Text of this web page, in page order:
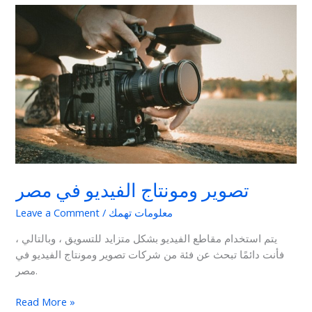
تصوير ومونتاج الفيديو في مصر
Leave a Comment / معلومات تهمك
يتم استخدام مقاطع الفيديو بشكل متزايد للتسويق ، وبالتالي ،
فأنت دائمًا تبحث عن فئة من شركات تصوير ومونتاج الفيديو في
مصر.
ومونتاج
الفيديو
في
مصر
Read More »